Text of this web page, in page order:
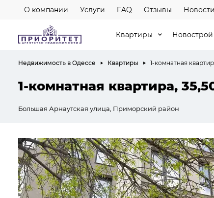
О компании Услуги FAQ Отзывы
Квартиры Новострой
Недвижимость в Одессе Квартиры 1-комнатная
1-комнатная квартира,
Большая Арнаутская улица, Приморский район